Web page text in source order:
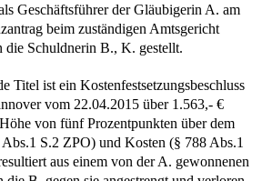
Geschäftsführer der Gläubigerin A. am
beim zuständigen Amtsgericht
die Schuldnerin B., K. gestellt.
Titel ist ein Kostenfestsetzungsbeschluss
vom 22.04.2015 über 1.563,- €
von fünf Prozentpunkten über dem
S.2 ZPO) und Kosten (§ 788 Abs.1
aus einem von der A. gewonnenen